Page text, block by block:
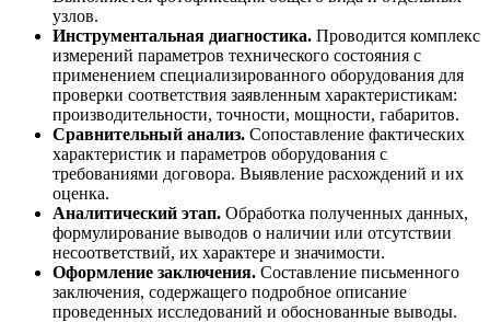
узлов.
Инструментальная диагностика. Проводится комплекс
измерений параметров технического состояния с
применением специализированного оборудования для
проверки соответствия заявленным характеристикам:
производительности, точности, мощности, габаритов.
Сравнительный анализ. Сопоставление фактических
характеристик и параметров оборудования с
требованиями договора. Выявление расхождений и их
оценка.
Аналитический этап. Обработка полученных данных,
формулирование выводов о наличии или отсутствии
несоответствий, их характере и значимости.
Оформление заключения. Составление письменного
заключения, содержащего подробное описание
проведенных исследований и обоснованные выводы.